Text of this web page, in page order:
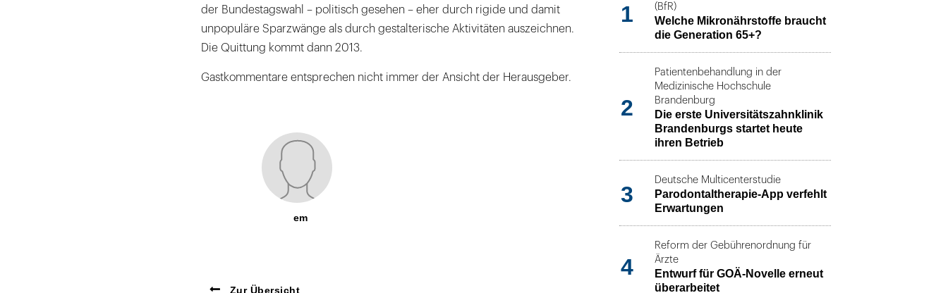
der Bundestagswahl – politisch gesehen – eher durch rigide und damit
unpopuläre Sparzwänge als durch gestalterische Aktivitäten auszeichnen.
Die Quittung kommt dann 2013.
Gastkommentare entsprechen nicht immer der Ansicht der Herausgeber.
em
Zur Übersicht
1
(BfR)
Welche Mikronährstoffe braucht
die Generation 65+?
2
Patientenbehandlung in der
Medizinische Hochschule
Brandenburg
Die erste Universitätszahnklinik
Brandenburgs startet heute
ihren Betrieb
3
Deutsche Multicenterstudie
Parodontaltherapie-App verfehlt
Erwartungen
4
Reform der Gebührenordnung für
Ärzte
Entwurf für GOÄ-Novelle erneut
überarbeitet